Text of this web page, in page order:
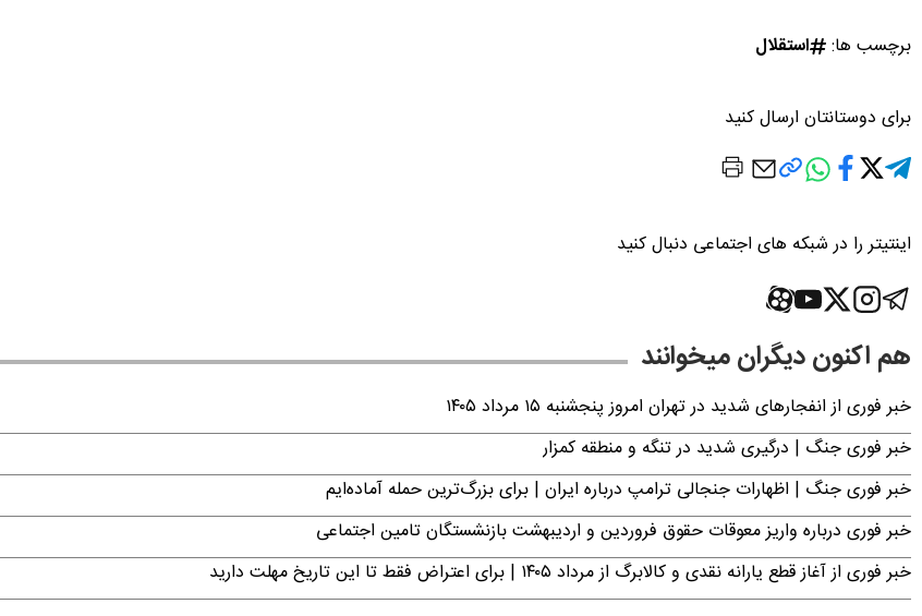
برچسب ها: استقلال
برای دوستانتان ارسال کنید
اینتیتر را در شبکه های اجتماعی دنبال کنید
هم اکنون دیگران میخوانند
خبر فوری از انفجارهای شدید در تهران امروز پنجشنبه ۱۵ مرداد ۱۴۰۵
خبر فوری جنگ | درگیری شدید در تنگه و منطقه کمزار
خبر فوری جنگ | اظهارات جنجالی ترامپ درباره ایران | برای بزرگ‌ترین حمله آماده‌ایم
خبر فوری درباره واریز معوقات حقوق فروردین و اردیبهشت بازنشستگان تامین اجتماعی
خبر فوری از آغاز قطع یارانه نقدی و کالابرگ از مرداد ۱۴۰۵ | برای اعتراض فقط تا این تاریخ مهلت دارید